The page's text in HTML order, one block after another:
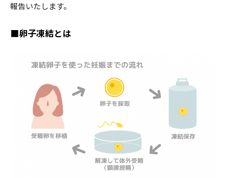
報告いたします。
■卵子凍結とは